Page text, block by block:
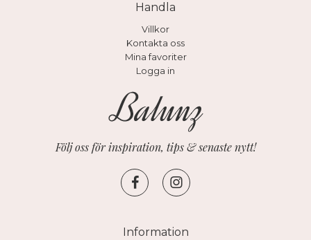
Handla
Villkor
Kontakta oss
Mina favoriter
Logga in
Följ oss för inspiration, tips & senaste nytt!
Information